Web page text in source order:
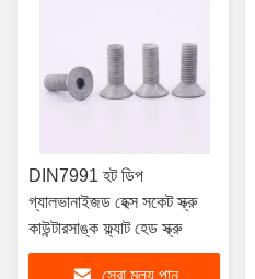
DIN7991 হট ডিপ
গ্যালভানাইজড হেক্স সকেট স্ক্রু
কাউন্টারসাঙ্ক ফ্ল্যাট হেড স্ক্রু